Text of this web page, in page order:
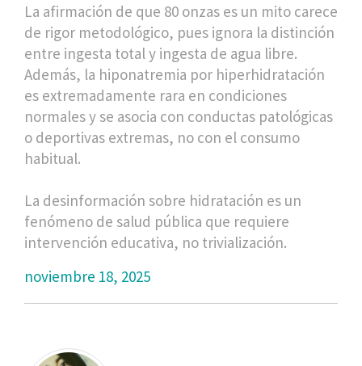
La afirmación de que 80 onzas es un mito carece
de rigor metodológico, pues ignora la distinción
entre ingesta total y ingesta de agua libre.
Además, la hiponatremia por hiperhidratación
es extremadamente rara en condiciones
normales y se asocia con conductas patológicas
o deportivas extremas, no con el consumo
habitual.
La desinformación sobre hidratación es un
fenómeno de salud pública que requiere
intervención educativa, no trivialización.
noviembre 18, 2025